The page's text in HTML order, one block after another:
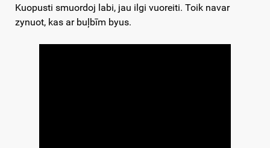
Kuopusti smuordoj labi, jau ilgi vuoreiti. Toik navar
zynuot, kas ar buļbīm byus.